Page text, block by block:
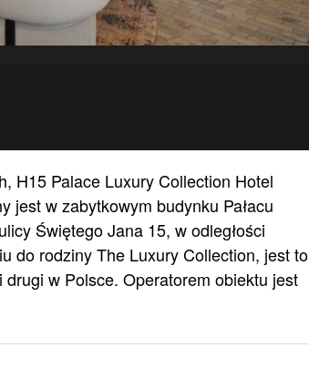
H15 Palace Luxury Collection Hotel
jest w zabytkowym budynku Pałacu
Świętego Jana 15, w odległości
do rodziny The Luxury Collection, jest to
w Polsce. Operatorem obiektu jest